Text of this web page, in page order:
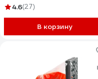
прозрачный кристалл 36180
4.6(27)
В корзину